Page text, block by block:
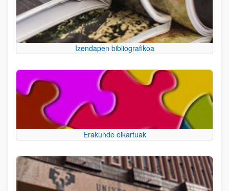
Izendapen bibliografikoa
Erakunde elkartuak